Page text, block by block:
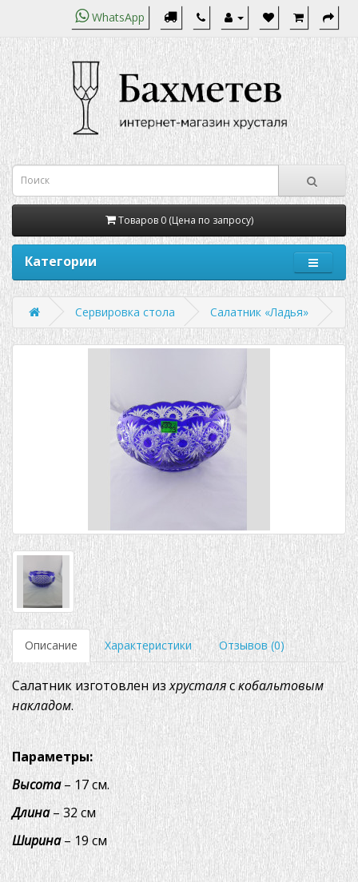
WhatsApp
Товаров 0 (Цена по запросу)
Категории
Сервировка стола Салатник «Ладья»
Описание Характеристики Отзывов (0)
Салатник изготовлен изхрусталяскобальтовым
накладом.
Параметры:
Высота – 17 см.
Длина– 32 см
Ширина– 19 см